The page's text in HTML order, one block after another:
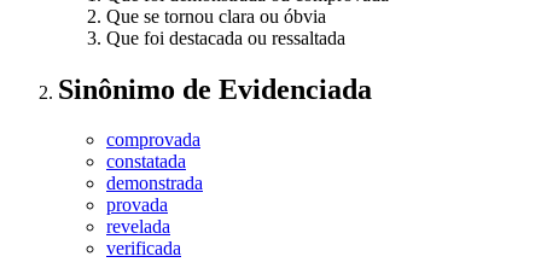
Que se tornou clara ou óbvia
Que foi destacada ou ressaltada
Sinônimo de Evidenciada
comprovada
constatada
demonstrada
provada
revelada
verificada